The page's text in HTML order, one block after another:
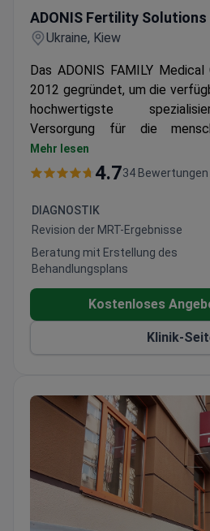
ADONIS Fertility Solutions
Ukraine, Kiew
Das ADONIS FAMILY
2012 gegründet, um die
hochwertigste
Versorgung für die
anzubieten. Das ADONIS
Teil der ADONIS Medical
hervorragenden Ruf bekannt ist.
Die ADONIS Medical Group
über 4 Fertilitätszentren, 2
Kinderklinik, ein MRT-
zytogenetisches Labor mit
internationalen Abteilung,
Koordination und
ausländischen Patienten
Mehr lesen
4.734 Bewertungen
DIAGNOSTIK
Revision der MRT-Ergebnisse
Beratung mit Erstellung des
Behandlungsplans
Kostenloses
Klinik-